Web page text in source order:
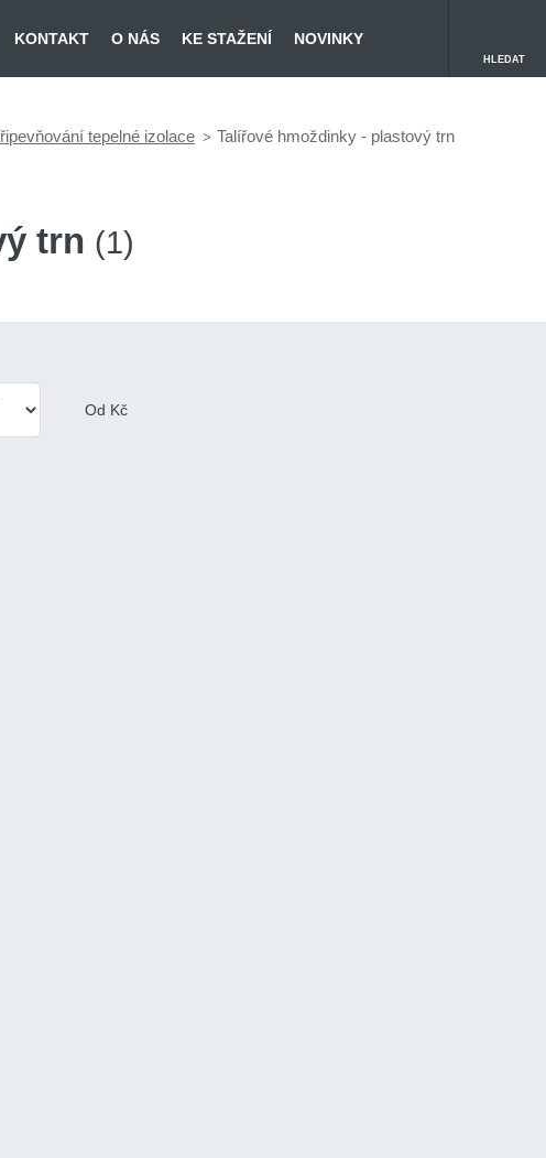
KONTAKT O NÁS KE STAŽENÍ NOVINKY
HLEDAT
tepelné izolace Talířové hmoždinky - plastový trn
trn (1)
Od Kč